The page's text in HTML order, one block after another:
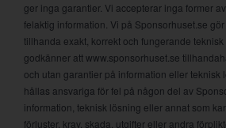
ger inga garantier. Vi accepterar inga former
felaktig information. Vi på Sponsorhuset.se
tillhanda exakt, korrekt och fungerande
godkänner att www.sponsorhuset.se
och utan garantier på information eller teknisk
hållas ansvariga för fel på någon del av
information, teknisk lösning eller annat som
förluster, krav, skada, utgifter eller andra